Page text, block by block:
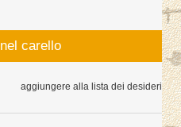
nel carello
aggiungere alla lista dei desideri